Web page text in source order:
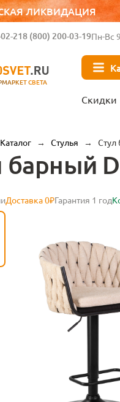
ЛИКВИДАЦИЯ
СВЕТА
218 (800) 200-03-19Пн-Вс
Скидки
Каталог → Стулья → Стул
барный
Доставка 0₽Гарантия 1 год